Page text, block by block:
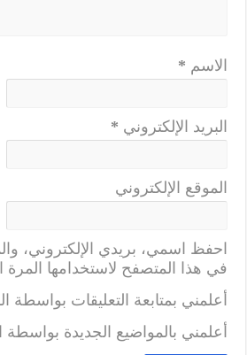
الاسم *
البريد الإلكتروني *
الموقع الإلكتروني
احفظ اسمي، بريدي الإلكتروني،
في هذا المتصفح لاستخدامها المرة
أعلمني بمتابعة التعليقات بواسطة
أعلمني بالمواضيع الجديدة بواسطة